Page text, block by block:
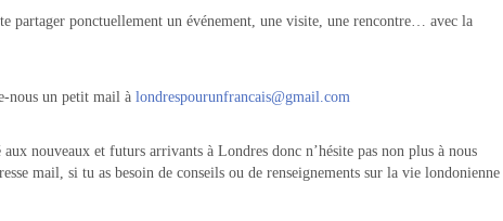
partager ponctuellement un événement, une visite, une rencontre… avec la
nous un petit mail à londrespourunfrancais@gmail.com
nouveaux et futurs arrivants à Londres donc n’hésite pas non plus à nous
mail, si tu as besoin de conseils ou de renseignements sur la vie londonienne